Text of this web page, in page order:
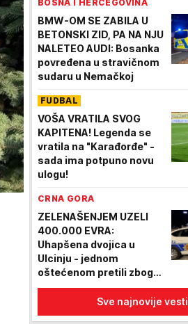
BOSNA I HERCEGOVINA
BMW-OM SE ZABILA U
BETONSKI ZID, PA NA NJU
NALETEO AUDI: Bosanka
povređena u stravičnom
sudaru u Nemačkoj
FUDBAL
VOŠA VRATILA SVOG
KAPITENA! Legenda se
vratila na "Karađorđe" -
sada ima potpuno novu
ulogu!
CRNA GORA
ZELENAŠENJEM UZELI
400.000 EVRA:
Uhapšena dvojica u
Ulcinju - jednom
oštećenom pretili zbog
duga, policija zaplenila
vozila i oružjeSve najnovije vesti